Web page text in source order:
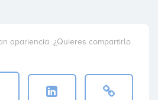
apariencia. ¿Quieres compartirlo